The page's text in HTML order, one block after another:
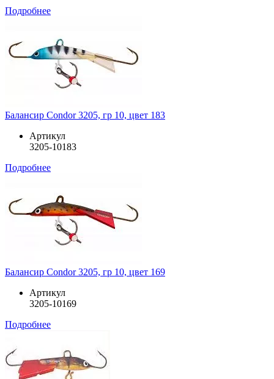
Подробнее
Балансир Condor 3205, гр 10, цвет 183
Артикул
3205-10183
Подробнее
Балансир Condor 3205, гр 10, цвет 169
Артикул
3205-10169
Подробнее